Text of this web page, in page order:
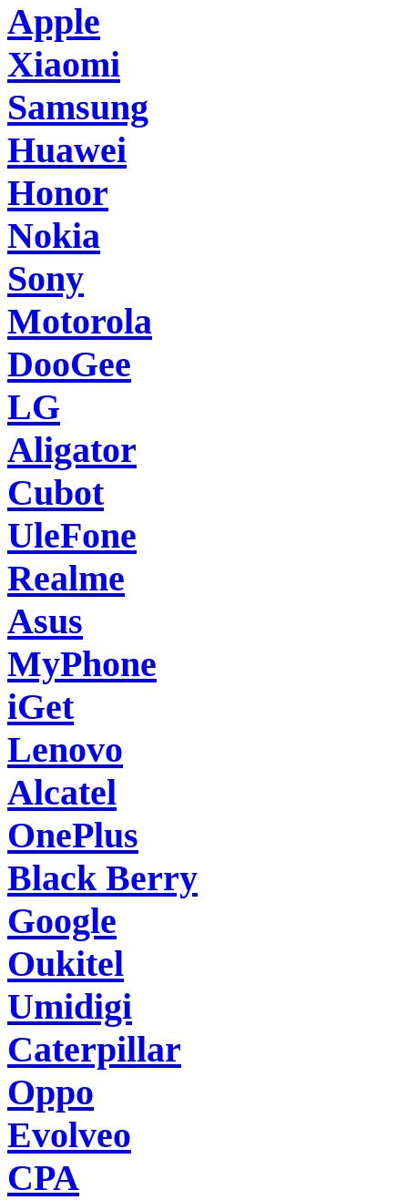
Apple
Xiaomi
Samsung
Huawei
Honor
Nokia
Sony
Motorola
DooGee
LG
Aligator
Cubot
UleFone
Realme
Asus
MyPhone
iGet
Lenovo
Alcatel
OnePlus
Black Berry
Google
Oukitel
Umidigi
Caterpillar
Oppo
Evolveo
CPA